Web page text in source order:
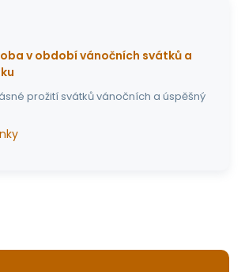
v období vánočních svátků a
prožití svátků vánočních a úspěšný